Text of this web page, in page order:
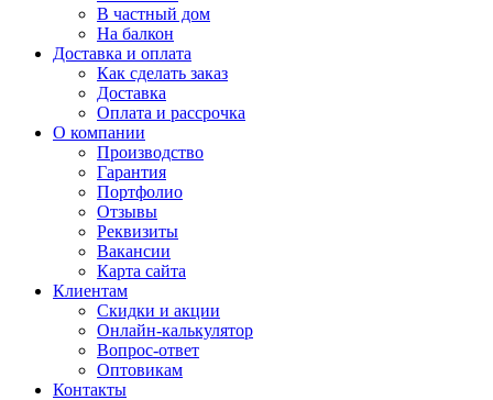
В частный дом
На балкон
Доставка и оплата
Как сделать заказ
Доставка
Оплата и рассрочка
О компании
Производство
Гарантия
Портфолио
Отзывы
Реквизиты
Вакансии
Карта сайта
Клиентам
Скидки и акции
Онлайн-калькулятор
Вопрос-ответ
Оптовикам
Контакты